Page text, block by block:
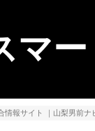
マ
情報サイト ｜山梨男前ナ